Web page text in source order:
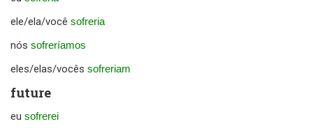
ele/ela/você sofreria
nós sofreríamos
eles/elas/vocês sofreriam
future
eu sofrerei